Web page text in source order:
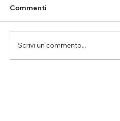
Commenti
Scrivi un commento...